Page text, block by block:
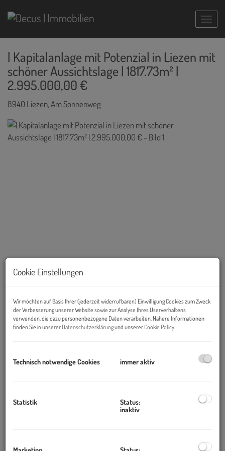
| Kapitalanlage mit Potenzial in Liezen mit
schöner Aussichtslage | 1817.73m² |
2.995.000,00 €
8940 Liezen, Am Sonnenweg
Beschreibung
Zum Verkauf gelang einzigartige Investitionsmöglichkeit ein
Cookie Einstellungen
Wir möchten auf Basis Ihrer (jederzeit widerrufbaren) Einwilligung Cookies zum Zweck
der Verbesserung unserer Website sowie zur Analyse Ihres Userverhaltens
verwenden, die dazu personenbezogene Daten verarbeiten. Nähere Informationen
finden Sie in unserer Datenschutzerklärungund unsererCookie Policy
Technisch notwendige Cookies immer aktiv
Statistik
Status:
inaktiv